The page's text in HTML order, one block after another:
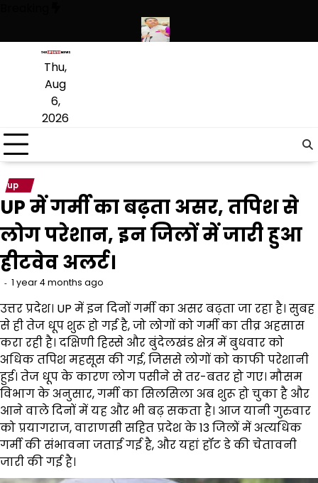
content
Thu,
Aug
6,
2026
up
UP में गर्मी का बढ़ता असर, तपिश से
लोग परेशान, इन जिलों में जारी हुआ
हीटवेव अलर्ट।
1 year 4 months ago
उत्तर प्रदेश। UP में इन दिनों गर्मी का असर बढ़ता जा रहा है। सुबह
से ही तेज धूप शुरू हो गई है, जो लोगों को गर्मी का तीव्र अहसास
करा रही है। दक्षिणी हिस्से और बुंदेलखंड क्षेत्र में बुधवार को
अधिक तपिश महसूस की गई, जिससे लोगों को काफी परेशानी
हुई। तेज धूप के कारण लोग पसीने से तर-बतर हो गए। मौसम
विभाग के अनुसार, गर्मी का सिलसिला अब शुरू हो चुका है और
आने वाले दिनों में यह और भी बढ़ सकता है। आज यानी गुरुवार
को प्रयागराज, वाराणसी सहित प्रदेश के 13 जिलों में अत्यधिक
गर्मी की संभावना जताई गई है, और यहां हॉट डे की चेतावनी
जारी की गई है।